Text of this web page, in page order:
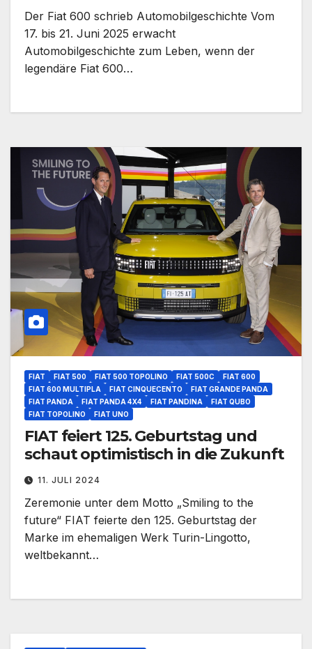
Der Fiat 600 schrieb Automobilgeschichte Vom
17. bis 21. Juni 2025 erwacht
Automobilgeschichte zum Leben, wenn der
legendäre Fiat 600…
FIAT FIAT 500 FIAT 500 TOPOLINO FIAT 500C
FIAT 600
FIAT 600 MULTIPLA
FIAT CINQUECENTO
FIAT GRANDE PANDA
FIAT PANDA
FIAT PANDA 4X4 FIAT PANDINA
FIAT QUBO
FIAT TOPOLINO
FIAT UNO
FIAT feiert 125. Geburtstag und
schaut optimistisch in die Zukunft
11. JULI 2024
Zeremonie unter dem Motto „Smiling to the
future“ FIAT feierte den 125. Geburtstag der
Marke im ehemaligen Werk Turin-Lingotto,
weltbekannt…